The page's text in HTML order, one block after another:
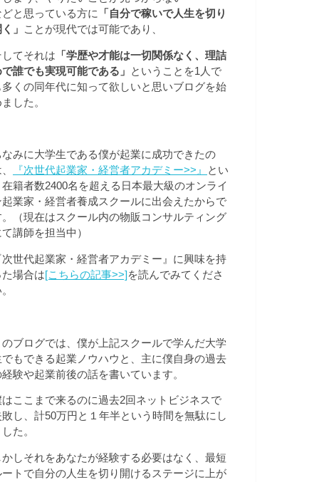
どと思っている方に
「自分で稼いで人生を切り
」
ことが現代では可能であり、
してそれは 「学歴や才能は一切関係なく、理詰
誰でも実現可能である」
ということを1人で
多くの同年代に知って欲しいと思いブログを始
した。
なみに大学生である僕が起業に成功できたの
『次世代起業家・経営者アカデミー>> 』
とい
在籍者数2400名を超える日本最大級のオンライ
起業家・経営者養成スクールに出会えたからで
。（現在はスクール内の物販コンサルティング
講師を担当中）
次世代起業家・経営者アカデミー』に興味を持
た場合は[こちらの記事>>] を読んでみてくださ
のブログでは、僕が上記スクールで学んだ大学
でもできる起業ノウハウと、主に僕自身の過去
験や起業前後の話を書いています。
はここまで来るのに過去2回ネットビジネスで
敗し、計50万円と１年半という時間を無駄にし
た。
かしそれをあなたが経験する必要はなく、最短
ートで自分の人生を切り開けるステージに上が